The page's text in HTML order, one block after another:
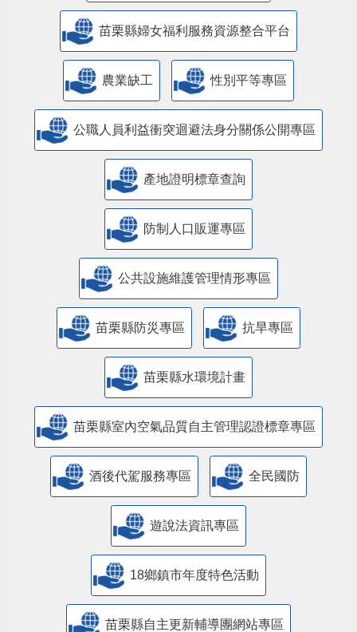
苗栗縣婦女福利服務資源整合平台
農業缺工 性別平等專區
公職人員利益衝突迴避法身分關係公開專區
產地證明標章查詢
防制人口販運專區
​公共設施維護管理情形專區
苗栗縣防災專區 抗旱專區
苗栗縣水環境計畫
苗栗縣室內空氣品質自主管理認證標章專區
酒後代駕服務專區 全民國防
遊說法資訊專區
18鄉鎮市年度特色活動
苗栗縣自主更新輔導團網站專區